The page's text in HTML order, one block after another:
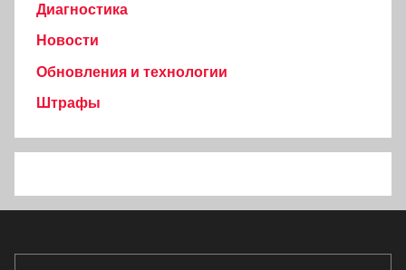
Диагностика
Новости
Обновления и технологии
Штрафы